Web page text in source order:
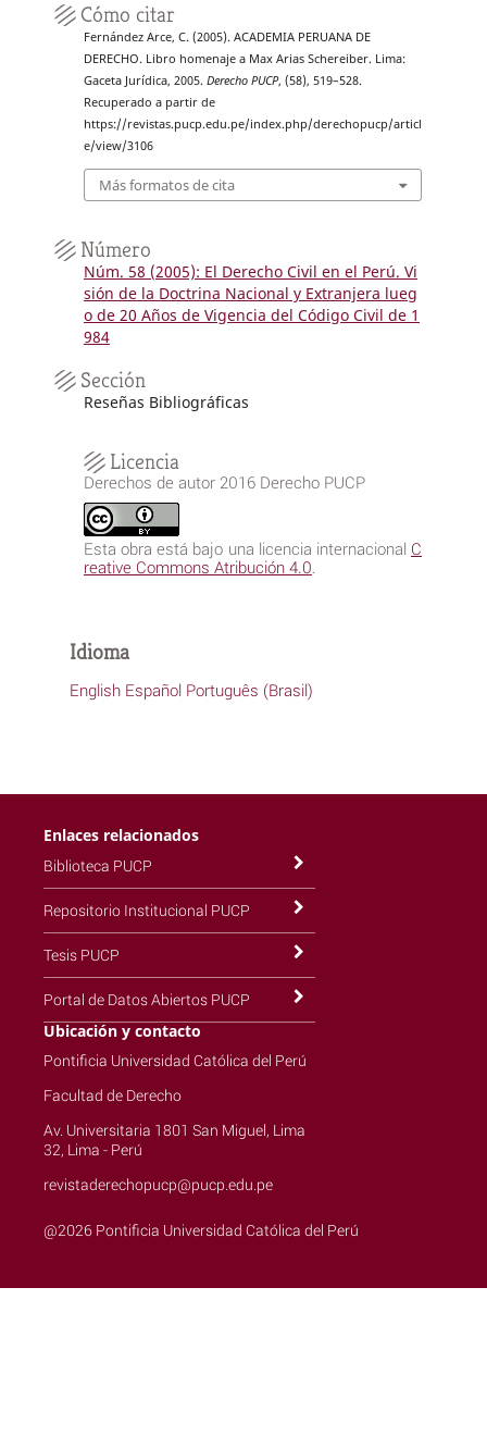
Cómo citar
Fernández Arce, C. (2005). ACADEMIA PERUANA DE
DERECHO. Libro homenaje a Max Arias Schereiber. Lima:
Gaceta Jurídica, 2005. Derecho PUCP, (58), 519–528.
Recuperado a partir de
https://revistas.pucp.edu.pe/index.php/derechopucp/articl
e/view/3106
Más formatos de cita
Número
Núm. 58 (2005): El Derecho Civil en el Perú. Vi
sión de la Doctrina Nacional y Extranjera lueg
o de 20 Años de Vigencia del Código Civil de 1
984
Sección
Reseñas Bibliográficas
Licencia
Derechos de autor 2016 Derecho PUCP
Esta obra está bajo una licencia internacional C
reative Commons Atribución 4.0.
Idioma
English Español Português (Brasil)
Enlaces relacionados
Biblioteca PUCP
Repositorio Institucional PUCP
Tesis PUCP
Portal de Datos Abiertos PUCP
Ubicación y contacto
Pontificia Universidad Católica del Perú
Facultad de Derecho
Av. Universitaria 1801 San Miguel, Lima
32, Lima - Perú
revistaderechopucp@pucp.edu.pe
@2026 Pontificia Universidad Católica del Perú